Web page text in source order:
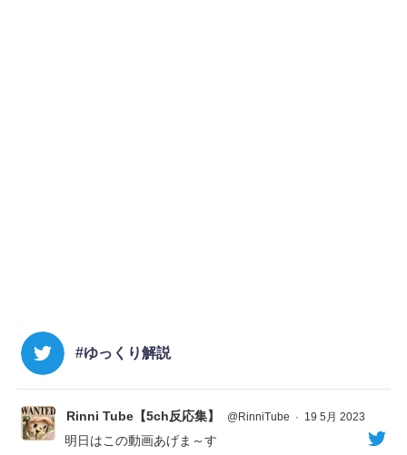
#ゆっくり解説
Rinni Tube【5ch反応集】 @RinniTube · 19 5月 2023
明日はこの動画あげま～す